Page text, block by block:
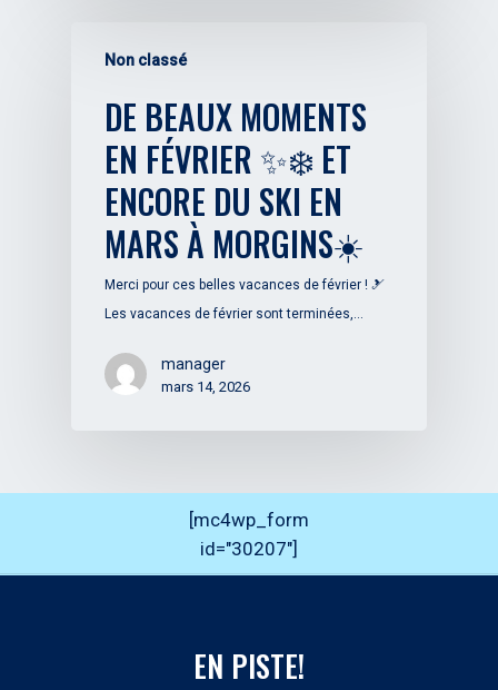
Non classé
DE BEAUX MOMENTS
EN FÉVRIER ✨❄️ ET
ENCORE DU SKI EN
MARS À MORGINS☀️
Merci pour ces belles vacances de février ! 🎿
Les vacances de février sont terminées,…
manager
mars 14, 2026
[mc4wp_form
id="30207"]
EN PISTE!